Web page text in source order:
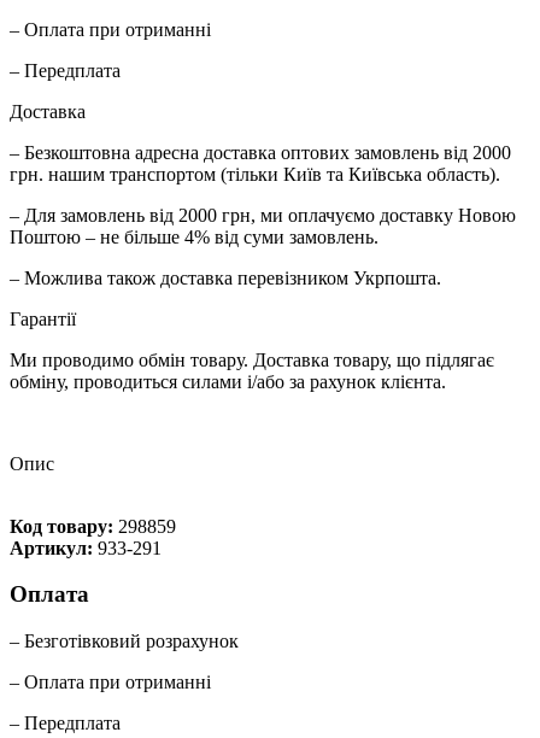
– Оплата при отриманні
– Передплата
Доставка
– Безкоштовна адресна доставка оптових замовлень від 2000
грн. нашим транспортом (тільки Київ та Київська область).
– Для замовлень від 2000 грн, ми оплачуємо доставку Новою
Поштою – не більше 4% від суми замовлень.
– Можлива також доставка перевізником Укрпошта.
Гарантії
Ми проводимо обмін товару. Доставка товару, що підлягає
обміну, проводиться силами і/або за рахунок клієнта.
Опис
Код товару: 298859
Артикул: 933-291
Оплата
– Безготівковий розрахунок
– Оплата при отриманні
– Передплата